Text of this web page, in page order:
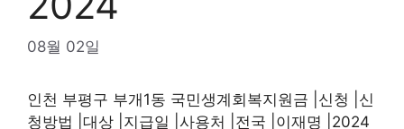
08월 02일
인천 부평구 부개1동 국민생계회복지원금 |신청 |신
청방법 |대상 |지급일 |사용처 |전국 |이재명 |2024